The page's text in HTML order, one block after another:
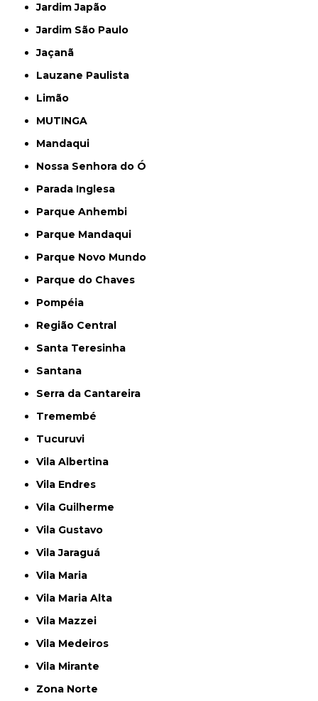
Jardim Japão
Jardim São Paulo
Jaçanã
Lauzane Paulista
Limão
MUTINGA
Mandaqui
Nossa Senhora do Ó
Parada Inglesa
Parque Anhembi
Parque Mandaqui
Parque Novo Mundo
Parque do Chaves
Pompéia
Região Central
Santa Teresinha
Santana
Serra da Cantareira
Tremembé
Tucuruvi
Vila Albertina
Vila Endres
Vila Guilherme
Vila Gustavo
Vila Jaraguá
Vila Maria
Vila Maria Alta
Vila Mazzei
Vila Medeiros
Vila Mirante
Zona Norte